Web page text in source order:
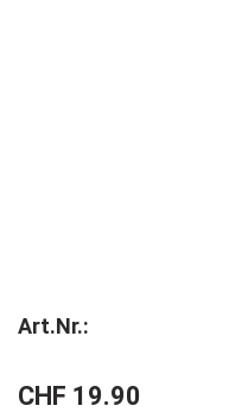
Art.Nr.:
CHF 19.90